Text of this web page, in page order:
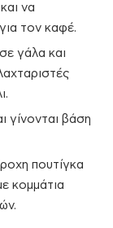
να
τον καφέ.
γάλα και
γίνονται βάση
πουτίγκα
κομμάτια